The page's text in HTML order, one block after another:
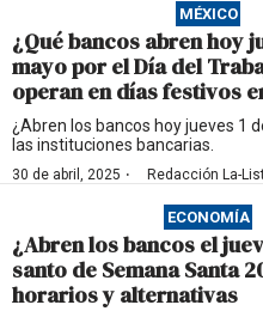
MÉXICO
¿Qué bancos abren hoy
mayo por el Día del
operan en días festivos
¿Abren los bancos hoy jueves 1
las instituciones bancarias.
30 de abril, 2025 · Redacción La-
ECONOMÍA
¿Abren los bancos el
santo de Semana Santa
horarios y alternativas